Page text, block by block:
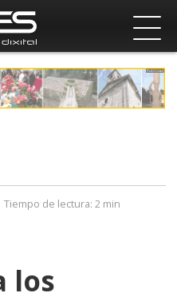
Tiempo de lectura: 2 min
los